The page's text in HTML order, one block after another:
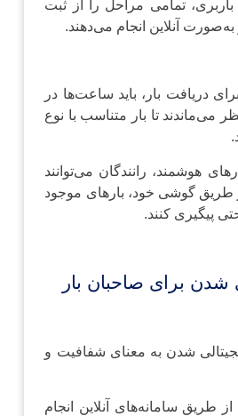
تمامی مراحل را از ثبت
آنلاین انجام می‌دهند.
دریافت بار، باید ساعت‌ها در
می‌ماندند تا بار متناسب با نوع
هوشمند، رانندگان می‌توانند
گوشی خود، بارهای موجود
پیگیری کنند.
شدن برای صاحبان بار
شدن به معنای شفافیت و
طریق سامانه‌های آنلاین انجام